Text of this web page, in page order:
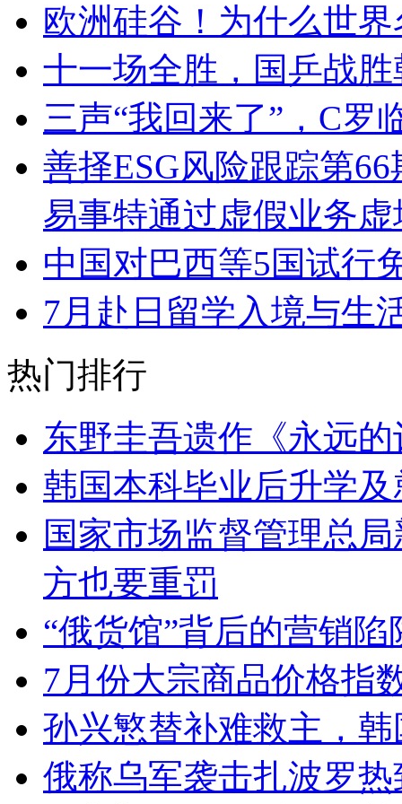
欧洲硅谷！为什么世
十一场全胜，国乒战
三声“我回来了”，C罗
善择ESG风险跟踪第
易事特通过虚假业务
中国对巴西等5国试行
7月赴日留学入境与生
热门排行
东野圭吾遗作《永远
韩国本科毕业后升学
国家市场监督管理总
方也要重罚
“俄货馆”背后的营销
7月份大宗商品价格指
孙兴慜替补难救主，
俄称乌军袭击扎波罗热